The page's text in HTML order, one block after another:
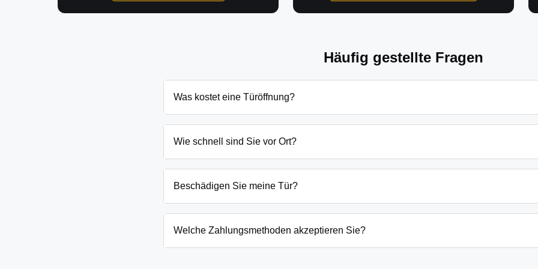
Häufig gestellte Fragen
Was kostet eine Türöffnung?
und Schließanlage. Grundsätzlich beginnen unsere Preise bei 69€ tagsüber für
Wie schnell sind Sie vor Ort?
eingesperrten Kindern oder laufenden Gefahrenquellen auch schneller.
Beschädigen Sie meine Tür?
absoluten Ausnahmefällen, wenn keine andere Möglichkeit besteht, müssen wir das
Welche Zahlungsmethoden akzeptieren Sie?